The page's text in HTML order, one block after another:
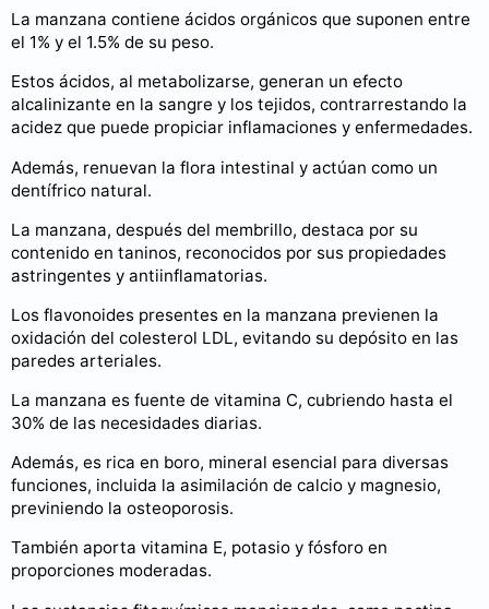
La manzana contiene ácidos orgánicos que suponen entre
el 1% y el 1.5% de su peso.
Estos ácidos, al metabolizarse, generan un efecto
alcalinizante en la sangre y los tejidos, contrarrestando la
acidez que puede propiciar inflamaciones y enfermedades.
Además, renuevan la flora intestinal y actúan como un
dentífrico natural.
La manzana, después del membrillo, destaca por su
contenido en taninos, reconocidos por sus propiedades
astringentes y antiinflamatorias.
Los flavonoides presentes en la manzana previenen la
oxidación del colesterol LDL, evitando su depósito en las
paredes arteriales.
La manzana es fuente de vitamina C, cubriendo hasta el
30% de las necesidades diarias.
Además, es rica en boro, mineral esencial para diversas
funciones, incluida la asimilación de calcio y magnesio,
previniendo la osteoporosis.
También aporta vitamina E, potasio y fósforo en
proporciones moderadas.